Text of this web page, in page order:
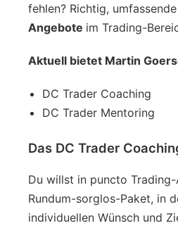
fehlen? Richtig, umfassende
Angebote im Trading-
Aktuell bietet Martin
DC Trader Coaching
DC Trader Mentoring
Das DC Trader
Du willst in puncto
Rundum-sorglos-Paket, in
individuellen Wünsch und